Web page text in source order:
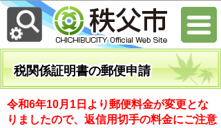
税関係証明書の郵便申請
令和6年10月1日より郵便料金が変更とな
りましたので、返信用切手の料金にご注意